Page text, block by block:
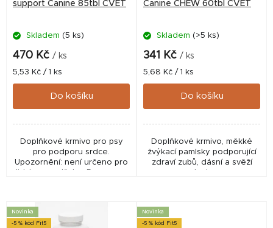
osupport Canine 85tbl CVET
Skladem (5 ks)
470 Kč / ks
Měrná
cena:
5,53 Kč / 1 ks
Do košíku
Doplňkové krmivo pro psy
pro podporu srdce.
Upozornění: není určeno pro
lidskou spotřebu. Pouze pro
Canine CHEW 60tbl CVET
Skladem (>5 ks)
341 Kč / ks
Měrná
cena:
5,68 Kč / 1 ks
Do košíku
Doplňkové krmivo, měkké
žvýkací pamlsky podporující
zdraví zubů, dásní a svěží
dech.
Novinka
-5 % kód Fit5
Novinka
-5 % kód Fit5